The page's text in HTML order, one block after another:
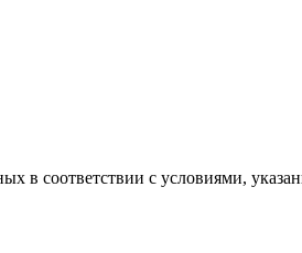
в соответствии с условиями,